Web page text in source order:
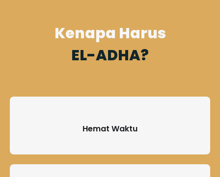
Kenapa Harus
EL-ADHA?
Hemat Waktu